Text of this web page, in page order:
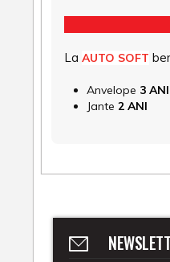
La AUTO SOFT
Anvelope 3 ANI
Jante 2 ANI